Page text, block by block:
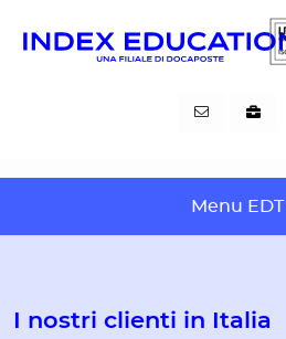
Menu EDT
I nostri clienti in Italia